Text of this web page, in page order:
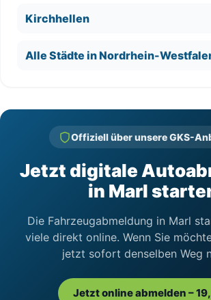
Kirchhellen
Alle Städte in Nordrhein-
Offiziell über unsere GKS-
Jetzt digitale
in Marl
Die Fahrzeugabmeldung in Marl
viele direkt online. Wenn Sie
jetzt sofort denselben Weg
Jetzt online abmelden –